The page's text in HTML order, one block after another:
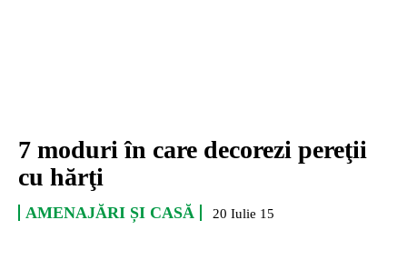
7 moduri în care decorezi pereţii
cu hărţi
AMENAJĂRI ȘI CASĂ 20 Iulie 15